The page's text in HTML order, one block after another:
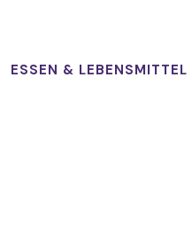
ESSEN & LEBENSMITTEL